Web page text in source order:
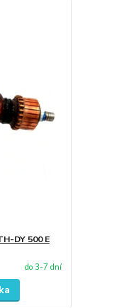
DY 500 E
do 3-7 dní